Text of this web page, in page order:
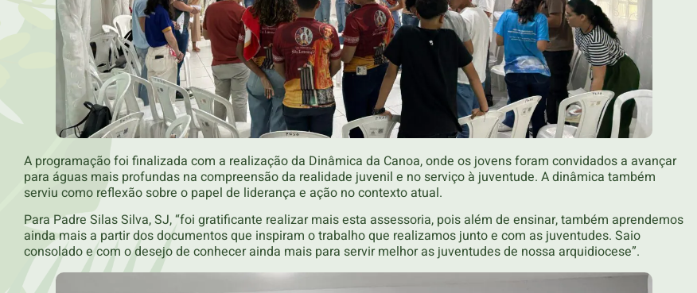
A programação foi finalizada com a realização da Dinâmica da Canoa, onde os jovens foram convidados a avançar
para águas mais profundas na compreensão da realidade juvenil e no serviço à juventude. A dinâmica também
serviu como reflexão sobre o papel de liderança e ação no contexto atual.
Para Padre Silas Silva, SJ, “foi gratificante realizar mais esta assessoria, pois além de ensinar, também aprendemos
ainda mais a partir dos documentos que inspiram o trabalho que realizamos junto e com as juventudes. Saio
consolado e com o desejo de conhecer ainda mais para servir melhor as juventudes de nossa arquidiocese”.